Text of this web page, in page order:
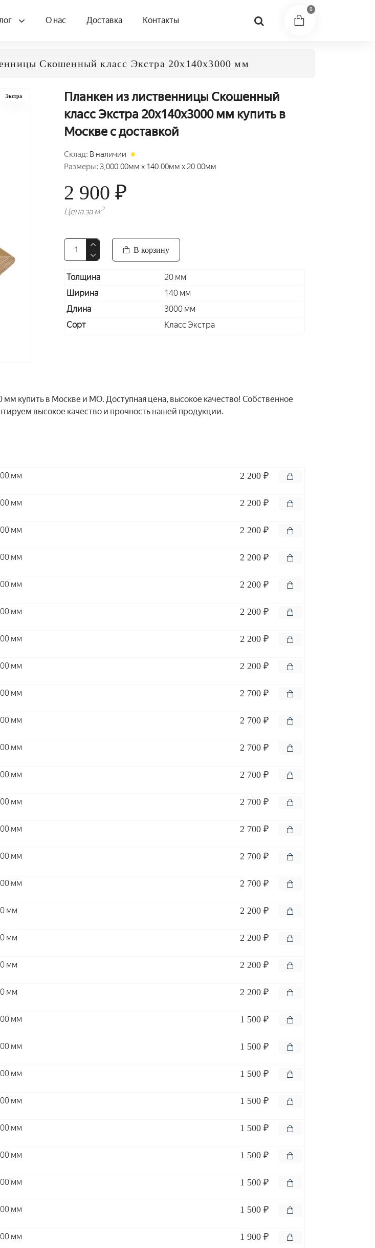
О нас Доставка Контакты
0
Скошенный класс Экстра 20x140x3000 мм
Экстра
Планкен из лиственницы Скошенный
класс Экстра 20x140x3000 мм купить в
Москве с доставкой
Склад: В наличии
Размеры: 3,000.00мм x 140.00мм x 20.00мм
2 900 ₽
В корзину
Цена за м2
Толщина
20 мм
Ширина
140 мм
Длина
3000 мм
Сорт
Класс Экстра
купить в Москве и МО. Доступная цена, высокое качество! Собственное
высокое качество и прочность нашей продукции.
мм 2 200 ₽
мм 2 200 ₽
мм 2 200 ₽
мм 2 200 ₽
мм 2 200 ₽
мм 2 200 ₽
мм 2 200 ₽
мм 2 200 ₽
мм 2 700 ₽
мм 2 700 ₽
мм 2 700 ₽
мм 2 700 ₽
мм 2 700 ₽
мм 2 700 ₽
мм 2 700 ₽
мм 2 700 ₽
мм 2 200 ₽
мм 2 200 ₽
мм 2 200 ₽
мм 2 200 ₽
мм 1 500 ₽
мм 1 500 ₽
мм 1 500 ₽
мм 1 500 ₽
мм 1 500 ₽
мм 1 500 ₽
мм 1 500 ₽
мм 1 500 ₽
мм 1 900 ₽